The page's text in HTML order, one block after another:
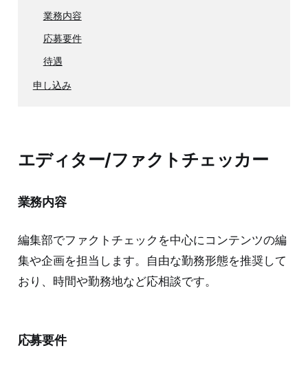
業務内容
応募要件
待遇
申し込み
エディター/ファクトチェッカー
業務内容
編集部でファクトチェックを中心にコンテンツの編
集や企画を担当します。自由な勤務形態を推奨して
おり、時間や勤務地など応相談です。
応募要件